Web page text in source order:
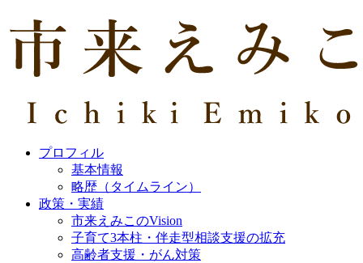
プロフィル
基本情報
略歴（タイムライン）
政策・実績
市来えみこのVision
子育て3本柱・伴走型相談支援の拡充
高齢者支援・がん対策